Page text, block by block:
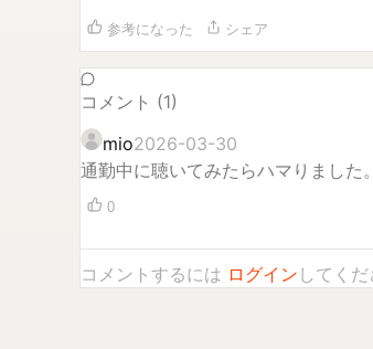
参考になった シェア
コメント (1)
mio2026-03-30
通勤中に聴いてみたらハマりました。
0
コメントするには ログイン してく